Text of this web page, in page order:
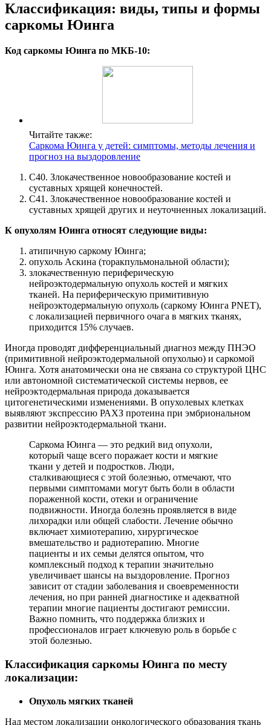
Классификация: виды, типы и формы
саркомы Юинга
Код саркомы Юинга по МКБ-10:
Читайте также:
Саркома Юинга у детей: симптомы, методы лечения и
прогноз на выздоровление
С40. Злокачественное новообразование костей и
суставных хрящей конечностей.
С41. Злокачественное новообразование костей и
суставных хрящей других и неуточненных локализаций.
К опухолям Юинга относят следующие виды:
атипичную саркому Юинга;
опухоль Аскина (торакпульмональной области);
злокачественную периферическую
нейроэктодермальную опухоль костей и мягких
тканей. На периферическую примитивную
нейроэктодермальную опухоль (саркому Юинга PNET),
с локализацией первичного очага в мягких тканях,
приходится 15% случаев.
Иногда проводят дифференциальный диагноз между ПНЭО
(примитивной нейроэктодермальной опухолью) и саркомой
Юинга. Хотя анатомически она не связана со структурой ЦНС
или автономной систематической системы нервов, ее
нейроэктодермальная природа доказывается
цитогенетическими изменениями. В опухолевых клетках
выявляют экспрессию РАХЗ протеина при эмбриональном
развитии нейроэктодермальной ткани.
Саркома Юинга — это редкий вид опухоли,
который чаще всего поражает кости и мягкие
ткани у детей и подростков. Люди,
сталкивающиеся с этой болезнью, отмечают, что
первыми симптомами могут быть боли в области
пораженной кости, отеки и ограничение
подвижности. Иногда болезнь проявляется в виде
лихорадки или общей слабости. Лечение обычно
включает химиотерапию, хирургическое
вмешательство и радиотерапию. Многие
пациенты и их семьи делятся опытом, что
комплексный подход к терапии значительно
увеличивает шансы на выздоровление. Прогноз
зависит от стадии заболевания и своевременности
лечения, но при ранней диагностике и адекватной
терапии многие пациенты достигают ремиссии.
Важно помнить, что поддержка близких и
профессионалов играет ключевую роль в борьбе с
этой болезнью.
Классификация саркомы Юинга по месту
локализации:
Опухоль мягких тканей
Над местом локализации онкологического образования ткань